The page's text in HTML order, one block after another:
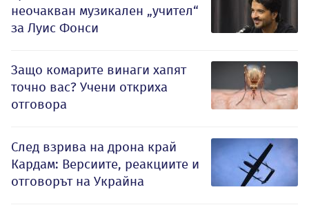
неочакван музикален „учител“
за Луис Фонси
Защо комарите винаги хапят
точно вас? Учени откриха
отговора
След взрива на дрона край
Кардам: Версиите, реакциите и
отговорът на Украйна